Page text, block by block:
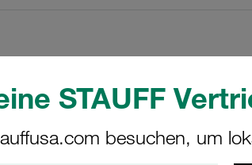
STAUFF
besuchen, um